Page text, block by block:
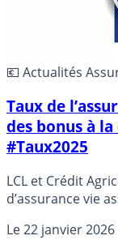
💶 Actualités
Taux de
des bonus à
#Taux2025
LCL et Crédit
d’assurance vie
forte baisse
Le22 janvier 2026